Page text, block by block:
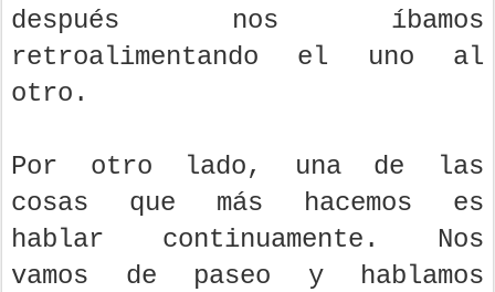
después nos íbamos
retroalimentando el uno al
otro.
Por otro lado, una de las
cosas que más hacemos es
hablar continuamente. Nos
vamos de paseo y hablamos